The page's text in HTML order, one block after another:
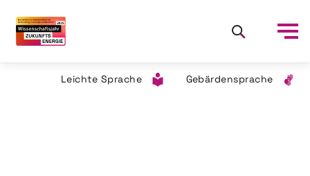
Leichte Sprache Gebärdensprache